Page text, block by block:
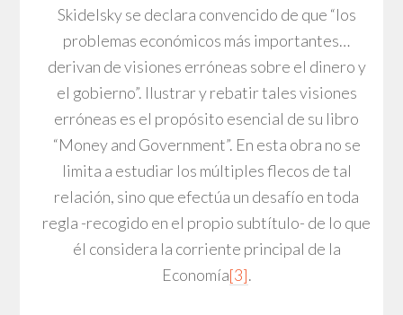
Skidelsky se declara convencido de que “los
problemas económicos más importantes…
derivan de visiones erróneas sobre el dinero y
el gobierno”. Ilustrar y rebatir tales visiones
erróneas es el propósito esencial de su libro
“Money and Government”. En esta obra no se
limita a estudiar los múltiples flecos de tal
relación, sino que efectúa un desafío en toda
regla -recogido en el propio subtítulo- de lo que
él considera la corriente principal de la
Economía[3].